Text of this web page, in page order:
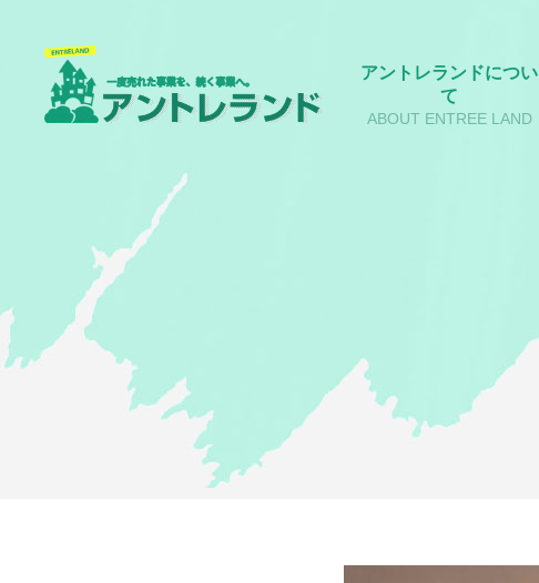
アントレランドについ
て
ABOUT ENTREE LAND